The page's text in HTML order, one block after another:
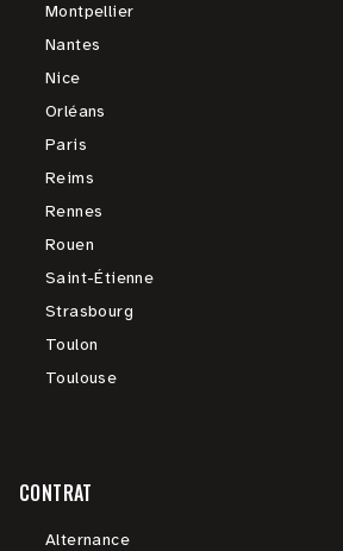
Montpellier
Nantes
Nice
Orléans
Paris
Reims
Rennes
Rouen
Saint-Étienne
Strasbourg
Toulon
Toulouse
CONTRAT
Alternance